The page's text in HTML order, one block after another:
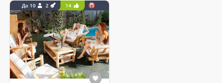
До 10 2 14